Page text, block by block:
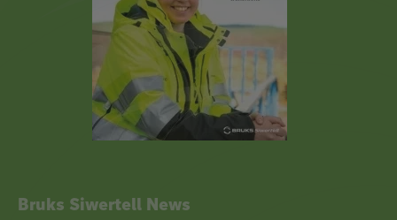
Bruks Siwertell News